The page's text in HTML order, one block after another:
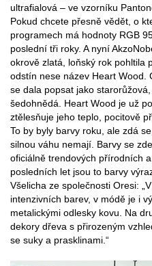
ultrafialová – ve vzorníku
Pokud chcete přesně vědět, o
programech má hodnoty RGB
poslední tři roky. A nyní
okrově zlatá, loňský rok pohltila
odstín nese název Heart Wood.
se dala popsat jako
šedohnědá. Heart Wood je už
ztělesňuje jeho teplo, pocitově
To by byly barvy roku, ale zdá
silnou váhu nemají. Barvy se
oficiálně trendových přírodních
posledních let jsou to barvy
Všelicha ze společnosti Oresi:
intenzivních barev, v módě je i
metalickými odlesky kovu. Na
dekory dřeva s přirozeným
se suky a prasklinami.“